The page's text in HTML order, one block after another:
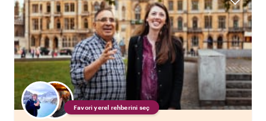
Favori yerel rehberini seç